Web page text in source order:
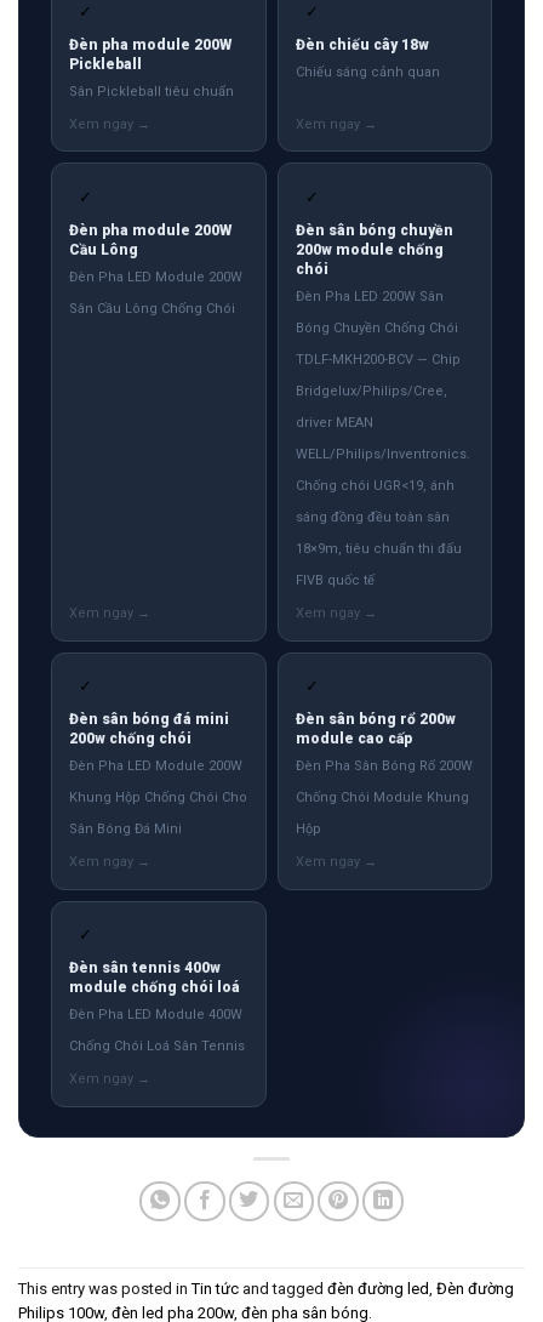
✓
Đèn pha module 200W
Pickleball
Sân Pickleball tiêu chuẩn
✓
Đèn chiếu cây 18w
Chiếu sáng cảnh quan
✓
Đèn pha module 200W
Cầu Lông
Đèn Pha LED Module 200W
Sân Cầu Lông Chống Chói
✓
Đèn sân bóng chuyền
200w module chống
chói
Đèn Pha LED 200W Sân
Bóng Chuyền Chống Chói
TDLF-MKH200-BCV — Chip
Bridgelux/Philips/Cree,
driver MEAN
WELL/Philips/Inventronics.
Chống chói UGR<19, ánh
sáng đồng đều toàn sân
18×9m, tiêu chuẩn thi đấu
FIVB quốc tế
✓
Đèn sân bóng đá mini
200w chống chói
Đèn Pha LED Module 200W
Khung Hộp Chống Chói Cho
Sân Bóng Đá Mini
✓
Đèn sân bóng rổ 200w
module cao cấp
Đèn Pha Sân Bóng Rổ 200W
Chống Chói Module Khung
Hộp
✓
Đèn sân tennis 400w
module chống chói loá
Đèn Pha LED Module 400W
Chống Chói Loá Sân Tennis
This entry was posted inTin tức and tagged đèn đường led Đèn đường
Philips 100w, đèn led pha 200w, đèn pha sân bóng